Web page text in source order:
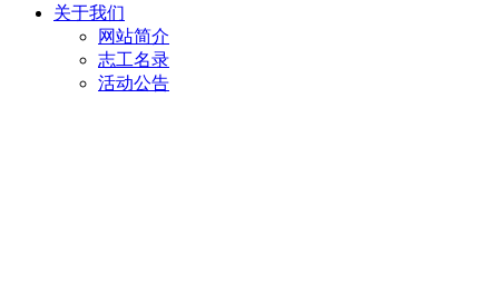
关于我们
网站简介
志工名录
活动公告